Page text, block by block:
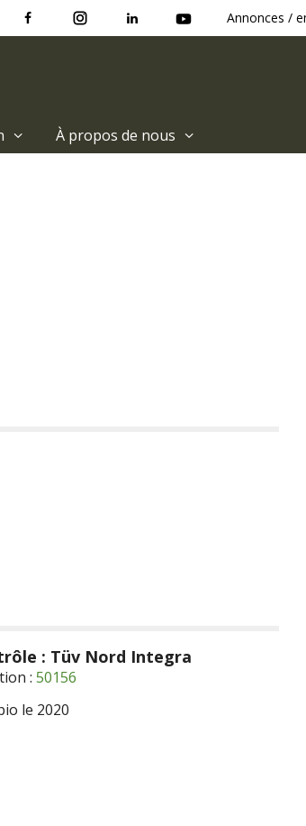
Annonces /
À propos de nous
: Tüv Nord Integra
: 50156
le 2020